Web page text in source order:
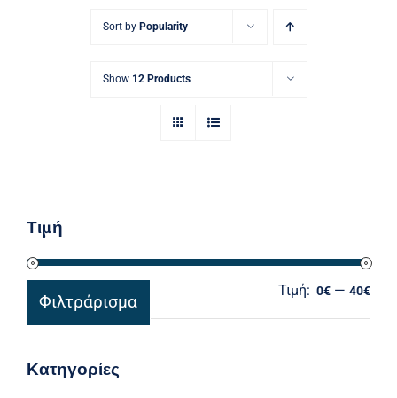
Sort by Popularity
Show 12 Products
Τιμή
τιμή
τιμή
Φιλτράρισμα
Τιμή: 0€ —40€
Κατηγορίες